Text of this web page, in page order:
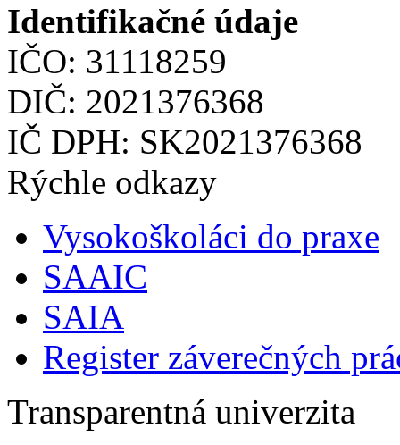
Identifikačné údaje
IČO: 31118259
DIČ: 2021376368
IČ DPH: SK2021376368
Rýchle odkazy
Vysokoškoláci do praxe
SAAIC
SAIA
Register záverečných
Transparentná univerzita